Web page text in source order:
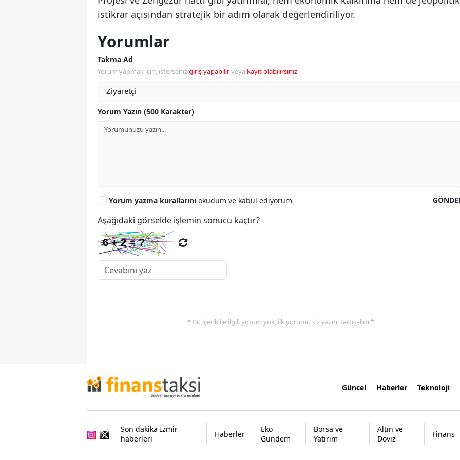
istikrar açısından stratejik bir adım olarak değerlendiriliyor.
Yorumlar
Takma Ad
Yorum yapmak için, istersenizgiriş yapabilirveya kayıt olabilirsiniz.
Yorum Yazın (500 Karakter)
Yorum yazma kurallarını okudum ve kabul ediyorum
Aşağıdaki görselde işlemin sonucu kaçtır?
* Bu içerik ile ilgili yorum yok, ilk yorumu siz yazın, tartışalım *
Güncel Haberler Teknoloji
Son dakika İzmir
haberleri
Haberler
Eko
Gündem
Borsa ve
Yatırım
Altın ve
Döviz
Finans